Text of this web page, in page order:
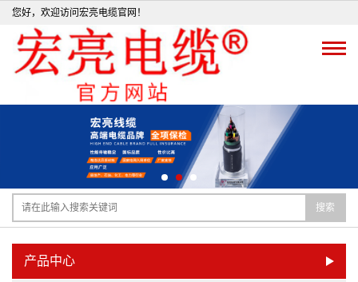
您好，欢迎访问宏亮电缆官网！
搜索
产品中心